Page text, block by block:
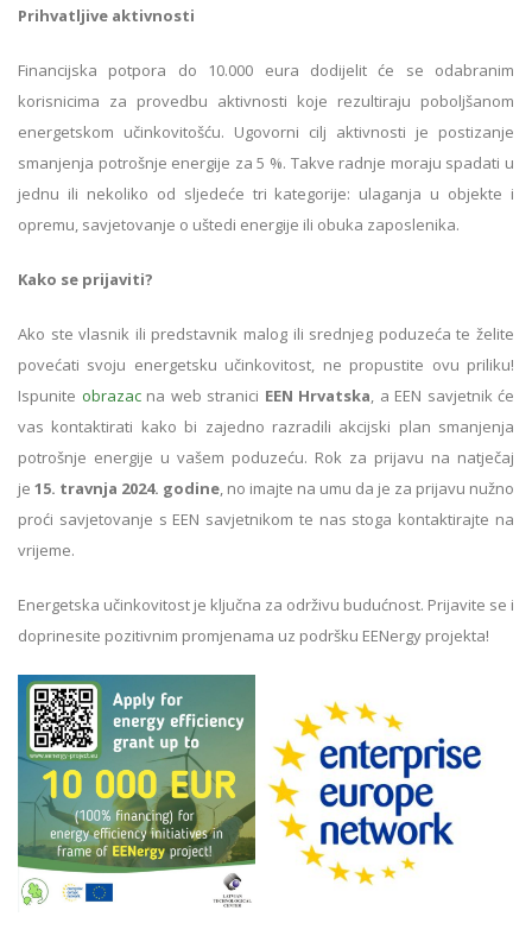
Prihvatljive aktivnosti
Financijska potpora do 10.000 eura dodijelit će se odabranim
korisnicima za provedbu aktivnosti koje rezultiraju poboljšanom
energetskom učinkovitošću. Ugovorni cilj aktivnosti je postizanje
smanjenja potrošnje energije za 5 %. Takve radnje moraju spadati u
jednu ili nekoliko od sljedeće tri kategorije: ulaganja u objekte i
opremu, savjetovanje o uštedi energije ili obuka zaposlenika.
Kako se prijaviti?
Ako ste vlasnik ili predstavnik malog ili srednjeg poduzeća te želite
povećati svoju energetsku učinkovitost, ne propustite ovu priliku!
Ispunite obrazacna web stranici EEN Hrvatska, a EEN savjetnik će
vas kontaktirati kako bi zajedno razradili akcijski plan smanjenja
potrošnje energije u vašem poduzeću. Rok za prijavu na natječaj
je 15. travnja 2024. godine, no imajte na umu da je za prijavu nužno
proći savjetovanje s EEN savjetnikom te nas stoga kontaktirajte na
vrijeme.
Energetska učinkovitost je ključna za održivu budućnost. Prijavite se i
doprinesite pozitivnim promjenama uz podršku EENergy projekta!